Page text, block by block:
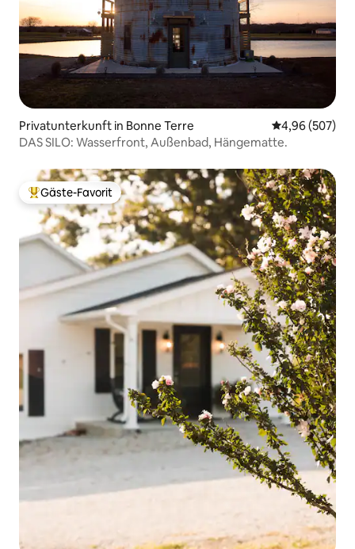
Privatunterkunft in Bonne Terre
4,96 (507)
DAS SILO: Wasserfront, Außenbad, Hängematte.
Beliebter Gäste-Favorit.
Gäste-Favorit